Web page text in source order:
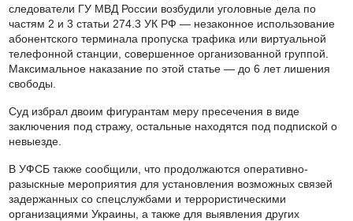
следователи ГУ МВД России возбудили уголовные дела по
частям 2 и 3 статьи 274.3 УК РФ — незаконное использование
абонентского терминала пропуска трафика или виртуальной
телефонной станции, совершенное организованной группой.
Максимальное наказание по этой статье — до 6 лет лишения
свободы.
Суд избрал двоим фигурантам меру пресечения в виде
заключения под стражу, остальные находятся под подпиской о
невыезде.
В УФСБ также сообщили, что продолжаются оперативно-
разыскные мероприятия для установления возможных связей
задержанных со спецслужбами и террористическими
организациями Украины, а также для выявления других